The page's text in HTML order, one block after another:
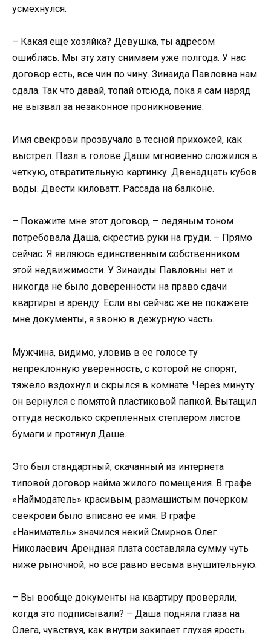
усмехнулся.
– Какая еще хозяйка? Девушка, ты адресом
ошиблась. Мы эту хату снимаем уже полгода. У нас
договор есть, все чин по чину. Зинаида Павловна нам
сдала. Так что давай, топай отсюда, пока я сам наряд
не вызвал за незаконное проникновение.
Имя свекрови прозвучало в тесной прихожей, как
выстрел. Пазл в голове Даши мгновенно сложился в
четкую, отвратительную картинку. Двенадцать кубов
воды. Двести киловатт. Рассада на балконе.
– Покажите мне этот договор, – ледяным тоном
потребовала Даша, скрестив руки на груди. – Прямо
сейчас. Я являюсь единственным собственником
этой недвижимости. У Зинаиды Павловны нет и
никогда не было доверенности на право сдачи
квартиры в аренду. Если вы сейчас же не покажете
мне документы, я звоню в дежурную часть.
Мужчина, видимо, уловив в ее голосе ту
непреклонную уверенность, с которой не спорят,
тяжело вздохнул и скрылся в комнате. Через минуту
он вернулся с помятой пластиковой папкой. Вытащил
оттуда несколько скрепленных степлером листов
бумаги и протянул Даше.
Это был стандартный, скачанный из интернета
типовой договор найма жилого помещения. В графе
«Наймодатель» красивым, размашистым почерком
свекрови было вписано ее имя. В графе
«Наниматель» значился некий Смирнов Олег
Николаевич. Арендная плата составляла сумму чуть
ниже рыночной, но все равно весьма внушительную.
– Вы вообще документы на квартиру проверяли,
когда это подписывали? – Даша подняла глаза на
Олега, чувствуя, как внутри закипает глухая ярость.